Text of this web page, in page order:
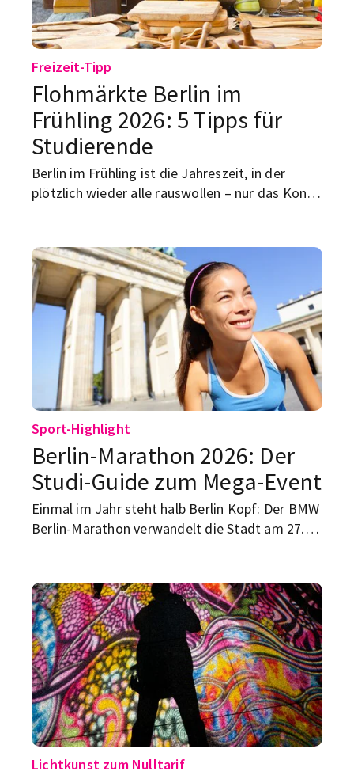
Freizeit-Tipp
Flohmärkte Berlin im
Frühling 2026: 5 Tipps für
Studierende
Berlin im Frühling ist die Jahreszeit, in der
plötzlich wieder alle rauswollen – nur das Konto
kein nostalgisches Wochenendhobby, sondern
die realistische Schnittstelle aus Vintage, WG-
Ausstattung und „sieht gut aus, war aber nicht
ruinös teuer“. Wer nach Flohmärkten in Berlin
im Frühling 2026 sucht, will keine endlose Liste,
sondern Märkte, die wirklich etwas taugen. Hier
sind fünf, die du dir merken solltest.
Sport-Highlight
Berlin-Marathon 2026: Der
Studi-Guide zum Mega-Event
Einmal im Jahr steht halb Berlin Kopf: Der BMW
Berlin-Marathon verwandelt die Stadt am 27.
einem Ziel mitten am Brandenburger Tor. Für
dich als Studi heißt das: entweder selbst
mitlaufen, am Streckenrand feiern oder
zumindest wissen, wo du an diesem
Wochenende besser nicht mit dem Auto
unterwegs bist.
Lichtkunst zum Nulltarif